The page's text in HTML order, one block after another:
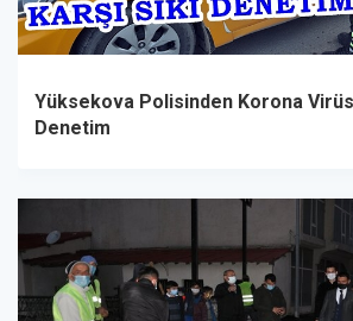
Yüksekova Polisinden Korona
Denetim